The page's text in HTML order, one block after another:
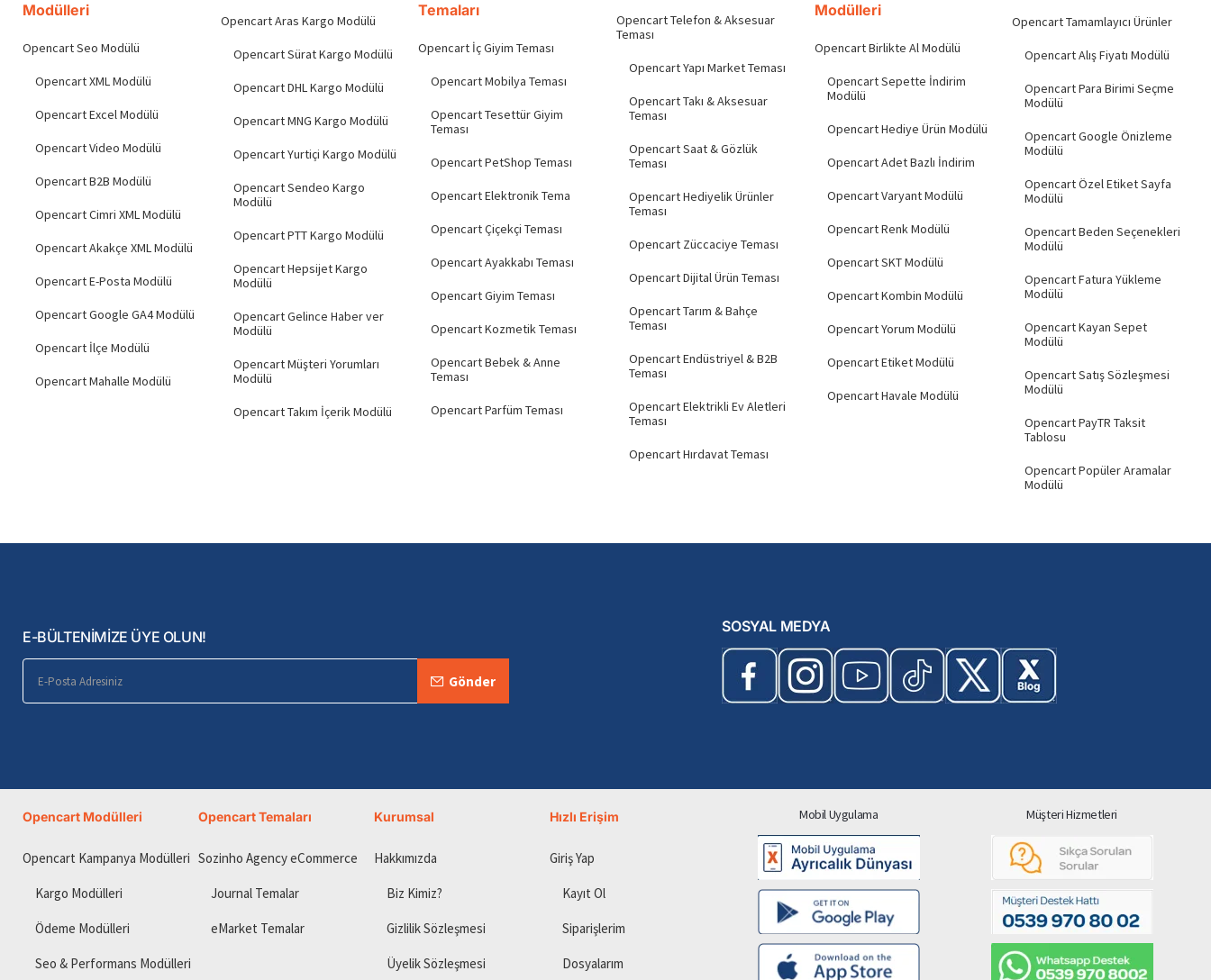
Modülleri
Opencart Seo Modülü
Opencart XML Modülü
Opencart Excel Modülü
Opencart Video Modülü
Opencart B2B Modülü
Opencart Cimri XML Modülü
Opencart Akakçe XML Modülü
Opencart E-Posta Modülü
Opencart Google GA4 Modülü
Opencart İlçe Modülü
Opencart Mahalle Modülü
Opencart Aras Kargo Modülü
Opencart Sürat Kargo Modülü
Opencart DHL Kargo Modülü
Opencart MNG Kargo Modülü
Opencart Yurtiçi Kargo Modülü
Opencart Sendeo Kargo
Modülü
Opencart PTT Kargo Modülü
Opencart Hepsijet Kargo
Modülü
Opencart Gelince Haber ver
Modülü
Opencart Müşteri Yorumları
Modülü
Opencart Takım İçerik Modülü
Temaları
Opencart İç Giyim Teması
Opencart Mobilya Teması
Opencart Tesettür Giyim
Teması
Opencart PetShop Teması
Opencart Elektronik Tema
Opencart Çiçekçi Teması
Opencart Ayakkabı Teması
Opencart Giyim Teması
Opencart Kozmetik Teması
Opencart Bebek & Anne
Teması
Opencart Parfüm Teması
Opencart Telefon & Aksesuar
Teması
Opencart Yapı Market Teması
Opencart Takı & Aksesuar
Teması
Opencart Saat & Gözlük
Teması
Opencart Hediyelik Ürünler
Teması
Opencart Züccaciye Teması
Opencart Dijital Ürün Teması
Opencart Tarım & Bahçe
Teması
Opencart Endüstriyel & B2B
Teması
Opencart Elektrikli Ev Aletleri
Teması
Opencart Hırdavat Teması
Modülleri
Opencart Birlikte Al Modülü
Opencart Sepette İndirim
Modülü
Opencart Hediye Ürün Modülü
Opencart Adet Bazlı İndirim
Opencart Varyant Modülü
Opencart Renk Modülü
Opencart SKT Modülü
Opencart Kombin Modülü
Opencart Yorum Modülü
Opencart Etiket Modülü
Opencart Havale Modülü
Opencart Tamamlayıcı Ürünler
Opencart Alış Fiyatı Modülü
Opencart Para Birimi Seçme
Modülü
Opencart Google Önizleme
Modülü
Opencart Özel Etiket Sayfa
Modülü
Opencart Beden Seçenekleri
Modülü
Opencart Fatura Yükleme
Modülü
Opencart Kayan Sepet
Modülü
Opencart Satış Sözleşmesi
Modülü
Opencart PayTR Taksit
Tablosu
Opencart Popüler Aramalar
Modülü
E-BÜLTENİMİZE ÜYE OLUN!
E-
Posta
Adresiniz
Gönder
SOSYAL MEDYA
Opencart Modülleri
Opencart Kampanya Modülleri
Kargo Modülleri
Ödeme Modülleri
Seo & Performans Modülleri
Opencart Temaları
Sozinho Agency eCommerce
Journal Temalar
eMarket Temalar
Kurumsal
Hakkımızda
Biz Kimiz?
Gizlilik Sözleşmesi
Üyelik Sözleşmesi
Hızlı Erişim
Giriş Yap
Kayıt Ol
Siparişlerim
Dosyalarım
Mobil Uygulama Müşteri Hizmetleri